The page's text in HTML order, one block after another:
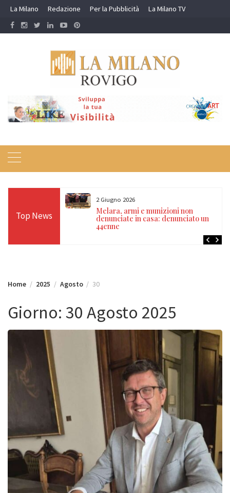
Skip
content
La Milano Redazione Per la Pubblicità La Milano TV
Top News
munizioni non
denunciato un
29 Marzo 2026
Castelguglielmo (Rovigo),
figlio trovati morti nel laghetto:
Home 2025 Agosto 30
Giorno: 30 Agosto 2025